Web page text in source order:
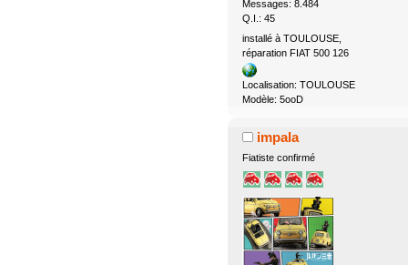
Messages: 8.484
Q.I.: 45
installé à TOULOUSE,
réparation FIAT 500 126
Localisation: TOULOUSE
Modèle: 5ooD
impala
Fiatiste confirmé